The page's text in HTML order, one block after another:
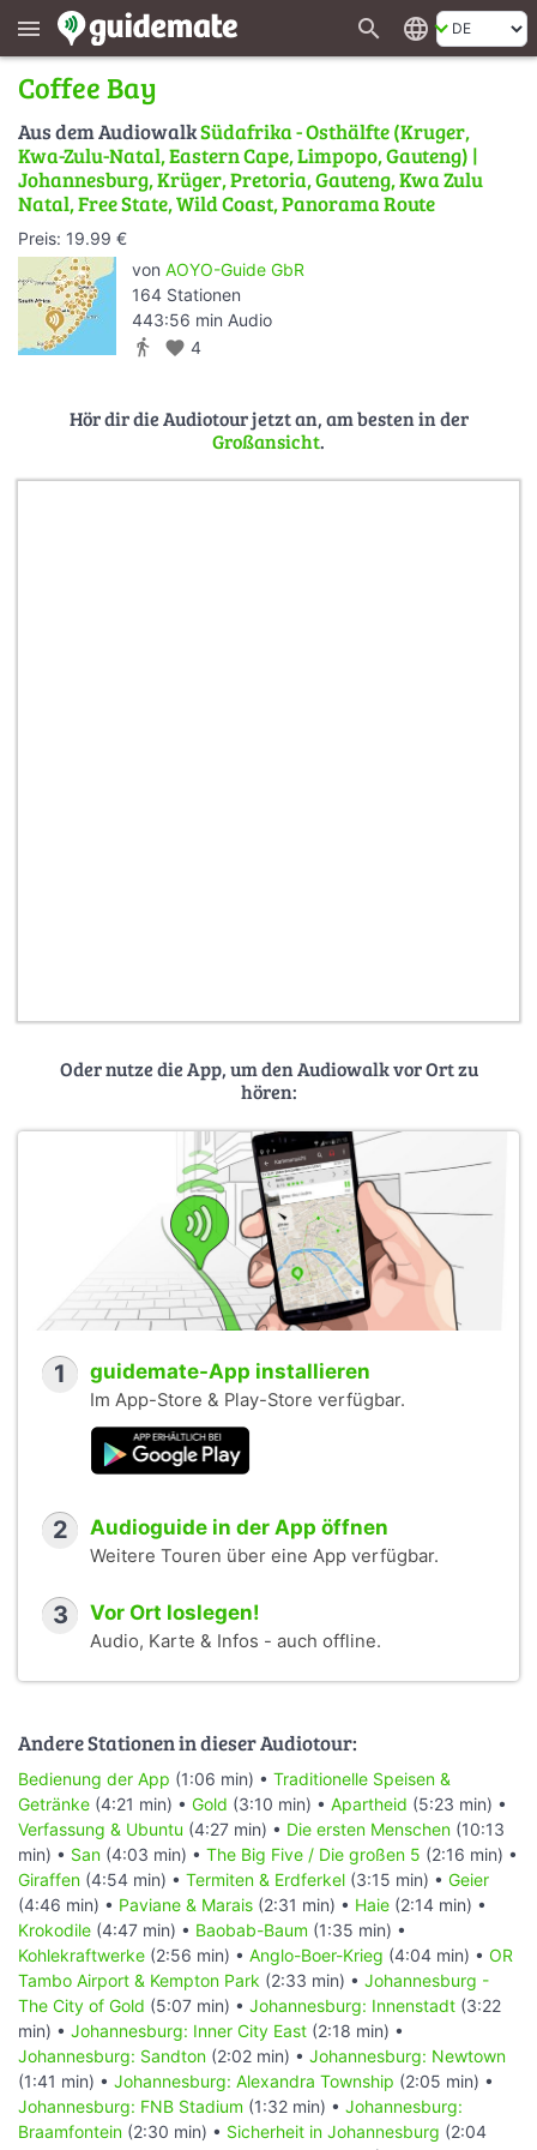
menu search language
Coffee Bay
Aus dem AudiowalkSüdafrika - Osthälfte (Kruger,
Kwa-Zulu-Natal, Eastern Cape, Limpopo, Gauteng) |
Johannesburg, Krüger, Pretoria, Gauteng, Kwa Zulu
Natal, Free State, Wild Coast, Panorama Route
Preis: 19.99 €
von AOYO-Guide GbR
164 Stationen
443:56 min Audio
directions_walk favorite 4
Hör dir die Audiotour jetzt an, am besten in der
Großansicht.
Oder nutze die App, um den Audiowalk vor Ort zu
hören:
1 guidemate-App installieren
Im App-Store & Play-Store verfügbar.
2 Audioguide in der App öffnen
Weitere Touren über eine App verfügbar.
3 Vor Ort loslegen!
Audio, Karte & Infos - auch offline.
Andere Stationen in dieser Audiotour:
Bedienung der App (1:06 min) • Traditionelle Speisen &
Getränke (4:21 min) • Gold (3:10 min) • Apartheid (5:23 min) •
Verfassung & Ubuntu (4:27 min) • Die ersten Menschen (10:13
min) • San (4:03 min) • The Big Five / Die großen 5 (2:16 min) •
Giraffen (4:54 min) • Termiten & Erdferkel (3:15 min) • Geier
(4:46 min) • Paviane & Marais (2:31 min) • Haie (2:14 min) •
Krokodile (4:47 min) • Baobab-Baum (1:35 min) •
Kohlekraftwerke (2:56 min) • Anglo-Boer-Krieg (4:04 min) • OR
Tambo Airport & Kempton Park (2:33 min) • Johannesburg -
The City of Gold (5:07 min) • Johannesburg: Innenstadt (3:22
min) • Johannesburg: Inner City East (2:18 min) •
Johannesburg: Sandton (2:02 min) • Johannesburg: Newtown
(1:41 min) • Johannesburg: Alexandra Township (2:05 min) •
Johannesburg: FNB Stadium (1:32 min) • Johannesburg:
Braamfontein (2:30 min) • Sicherheit in Johannesburg (2:04